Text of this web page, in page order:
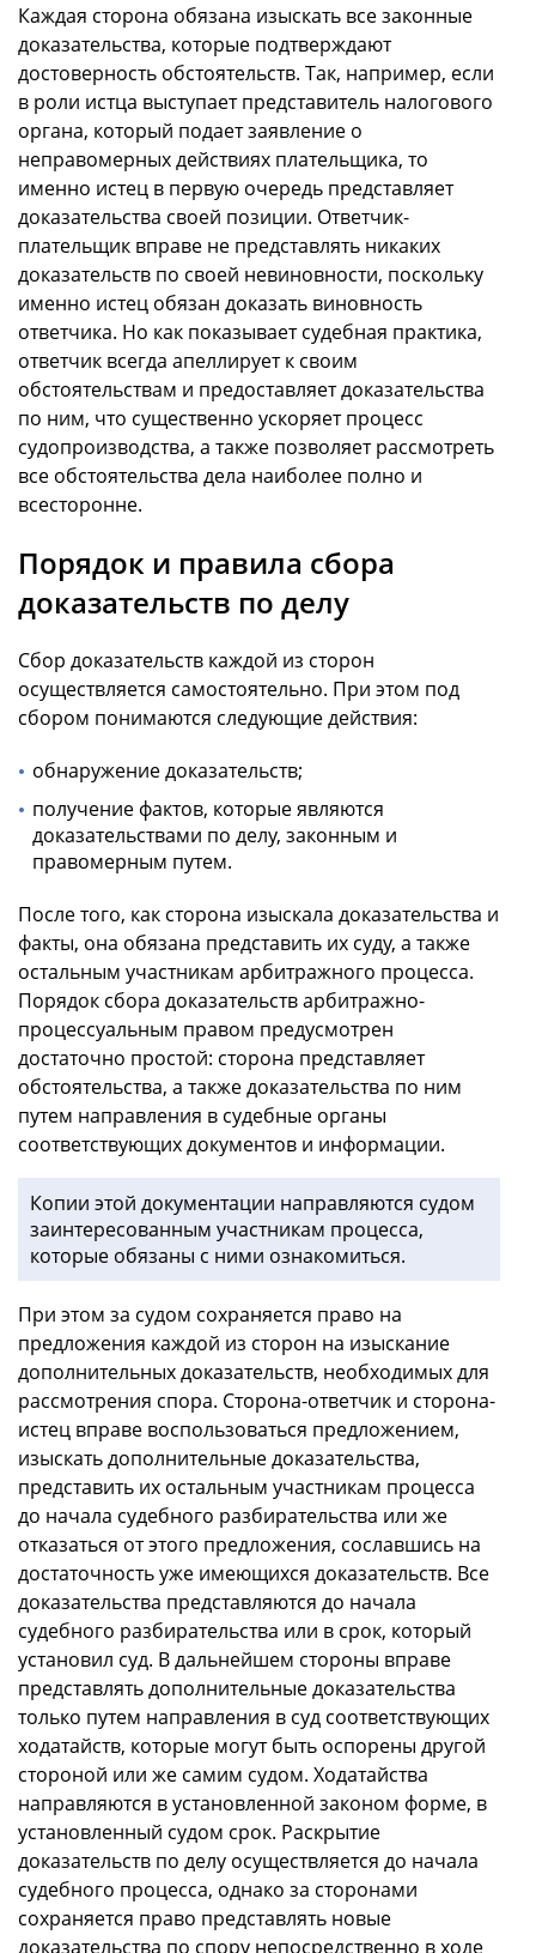
Каждая сторона обязана изыскать все законные
доказательства, которые подтверждают
достоверность обстоятельств. Так, например, если
в роли истца выступает представитель налогового
органа, который подает заявление о
неправомерных действиях плательщика, то
именно истец в первую очередь представляет
доказательства своей позиции. Ответчик-
плательщик вправе не представлять никаких
доказательств по своей невиновности, поскольку
именно истец обязан доказать виновность
ответчика. Но как показывает судебная практика,
ответчик всегда апеллирует к своим
обстоятельствам и предоставляет доказательства
по ним, что существенно ускоряет процесс
судопроизводства, а также позволяет рассмотреть
все обстоятельства дела наиболее полно и
всесторонне.
Порядок и правила сбора
доказательств по делу
Сбор доказательств каждой из сторон
осуществляется самостоятельно. При этом под
сбором понимаются следующие действия:
обнаружение доказательств;
получение фактов, которые являются
доказательствами по делу, законным и
правомерным путем.
После того, как сторона изыскала доказательства и
факты, она обязана представить их суду, а также
остальным участникам арбитражного процесса.
Порядок сбора доказательств арбитражно-
процессуальным правом предусмотрен
достаточно простой: сторона представляет
обстоятельства, а также доказательства по ним
путем направления в судебные органы
соответствующих документов и информации.
Копии этой документации направляются судом
заинтересованным участникам процесса,
которые обязаны с ними ознакомиться.
При этом за судом сохраняется право на
предложения каждой из сторон на изыскание
дополнительных доказательств, необходимых для
рассмотрения спора. Сторона-ответчик и сторона-
истец вправе воспользоваться предложением,
изыскать дополнительные доказательства,
представить их остальным участникам процесса
до начала судебного разбирательства или же
отказаться от этого предложения, сославшись на
достаточность уже имеющихся доказательств. Все
доказательства представляются до начала
судебного разбирательства или в срок, который
установил суд. В дальнейшем стороны вправе
представлять дополнительные доказательства
только путем направления в суд соответствующих
ходатайств, которые могут быть оспорены другой
стороной или же самим судом. Ходатайства
направляются в установленной законом форме, в
установленный судом срок. Раскрытие
доказательств по делу осуществляется до начала
судебного процесса, однако за сторонами
сохраняется право представлять новые
доказательства по спору непосредственно в ходе